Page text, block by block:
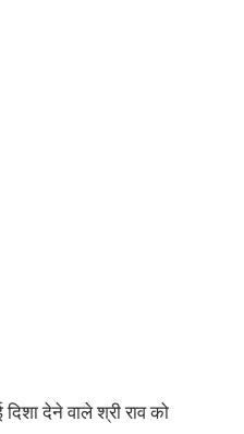
देने वाले श्री राव को